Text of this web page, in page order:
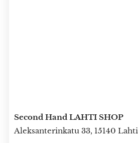
Second Hand LAHTI SHOP
Aleksanterinkatu 33, 15140 Lahti